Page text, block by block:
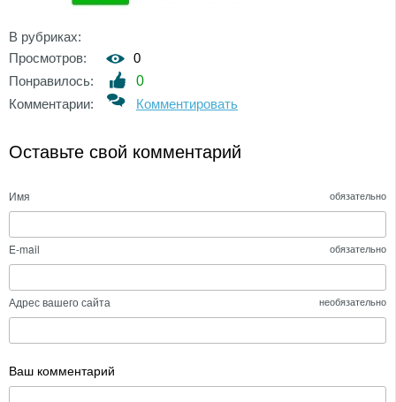
В рубриках:
Просмотров:
0
Понравилось:
0
Комментарии:
Комментировать
Оставьте свой комментарий
Имя обязательно
E-mail обязательно
Адрес вашего сайта необязательно
Ваш комментарий